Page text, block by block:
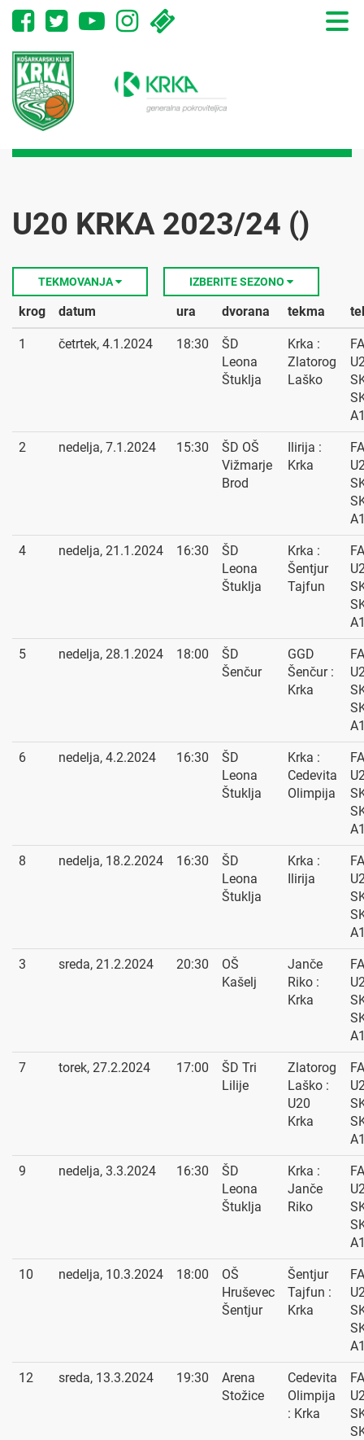
Toggle
U20 KRKA 2023/24 ()
TEKMOVANJA IZBERITE SEZONO
krog datum ura dvorana tekma
1 četrtek, 4.1.2024 18:30
ŠD
Leona
Štuklja
Krka :
Zlatorog
Laško
2 nedelja, 7.1.2024 15:30
ŠD OŠ
Vižmarje
Brod
Ilirija :
Krka
4 nedelja, 21.1.2024 16:30
ŠD
Leona
Štuklja
Krka :
Šentjur
Tajfun
5 nedelja, 28.1.2024 18:00
ŠD
Šenčur
GGD
Šenčur :
Krka
6 nedelja, 4.2.2024 16:30
ŠD
Leona
Štuklja
Krka :
Cedevita
Olimpija
8 nedelja, 18.2.2024 16:30
ŠD
Leona
Štuklja
Krka :
Ilirija
3 sreda, 21.2.2024 20:30
OŠ
Kašelj
Janče
Riko :
Krka
7 torek, 27.2.2024 17:00
ŠD Tri
Lilije
Zlatorog
Laško :
U20
Krka
9 nedelja, 3.3.2024 16:30
ŠD
Leona
Štuklja
Krka :
Janče
Riko
10 nedelja, 10.3.2024 18:00
OŠ
Hruševec
Šentjur
Šentjur
Tajfun :
Krka
12 sreda, 13.3.2024 19:30
Arena
Stožice
Cedevita
Olimpija
: Krka